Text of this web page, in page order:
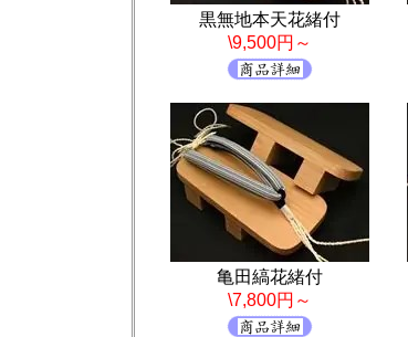
黒無地本天花緒付
\9,500円～
亀田縞花緒付
\7,800円～